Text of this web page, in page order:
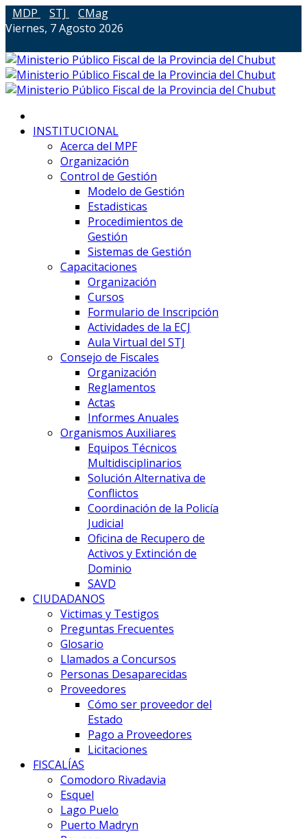
MDP STJ
CMag
Viernes, 7 Agosto 2026
INSTITUCIONAL
Acerca del MPF
Organización
Control de Gestión
Modelo de Gestión
Estadisticas
Procedimientos de
Gestión
Sistemas de Gestión
Capacitaciones
Organización
Cursos
Formulario de Inscripción
Actividades de la ECJ
Aula Virtual del STJ
Consejo de Fiscales
Organización
Reglamentos
Actas
Informes Anuales
Organismos Auxiliares
Equipos Técnicos
Multidisciplinarios
Solución Alternativa de
Conflictos
Coordinación de la Policía
Judicial
Oficina de Recupero de
Activos y Extinción de
Dominio
SAVD
CIUDADANOS
Victimas y Testigos
Preguntas Frecuentes
Glosario
Llamados a Concursos
Personas Desaparecidas
Proveedores
Cómo ser proveedor del
Estado
Pago a Proveedores
Licitaciones
FISCALÍAS
Comodoro Rivadavia
Esquel
Lago Puelo
Puerto Madryn